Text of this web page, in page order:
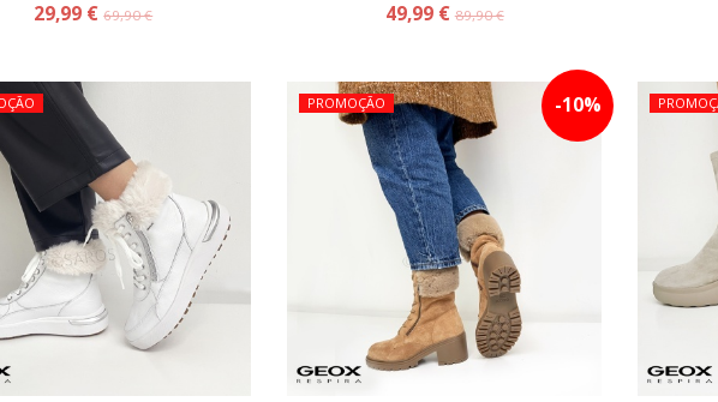
29,99 €69,90 € 49,99 €89,90 €
-10%
PROMOÇÃO